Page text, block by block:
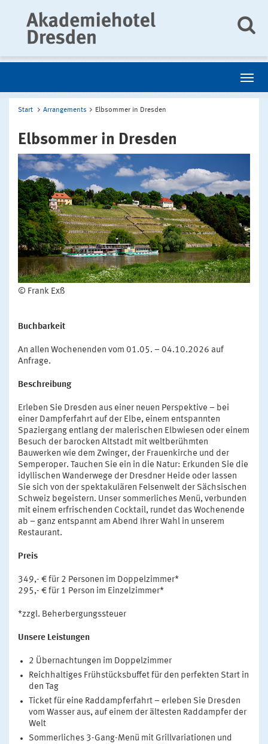
Start Arrangements Elbsommer in Dresden
Elbsommer in Dresden
© Frank Exß
Buchbarkeit
An allen Wochenenden vom 01.05. – 04.10.2026 auf
Anfrage.
Beschreibung
Erleben Sie Dresden aus einer neuen Perspektive – bei
einer Dampferfahrt auf der Elbe, einem entspannten
Spaziergang entlang der malerischen Elbwiesen oder einem
Besuch der barocken Altstadt mit weltberühmten
Bauwerken wie dem Zwinger, der Frauenkirche und der
Semperoper. Tauchen Sie ein in die Natur: Erkunden Sie die
idyllischen Wanderwege der Dresdner Heide oder lassen
Sie sich von der spektakulären Felsenwelt der Sächsischen
Schweiz begeistern. Unser sommerliches Menü, verbunden
mit einem erfrischenden Cocktail, rundet das Wochenende
ab – ganz entspannt am Abend Ihrer Wahl in unserem
Restaurant.
Preis
349,- € für 2 Personen im Doppelzimmer*
295,- € für 1 Person im Einzelzimmer*
*zzgl. Beherbergungssteuer
Unsere Leistungen
2 Übernachtungen im Doppelzimmer
Reichhaltiges Frühstücksbuffet für den perfekten Start in
den Tag
Ticket für eine Raddampferfahrt – erleben Sie Dresden
vom Wasser aus, auf einem der ältesten Raddampfer der
Welt
Sommerliches 3-Gang-Menü mit Grillvariationen und